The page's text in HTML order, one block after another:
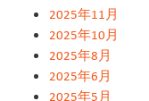
2025年11月
2025年10月
2025年8月
2025年6月
2025年5月